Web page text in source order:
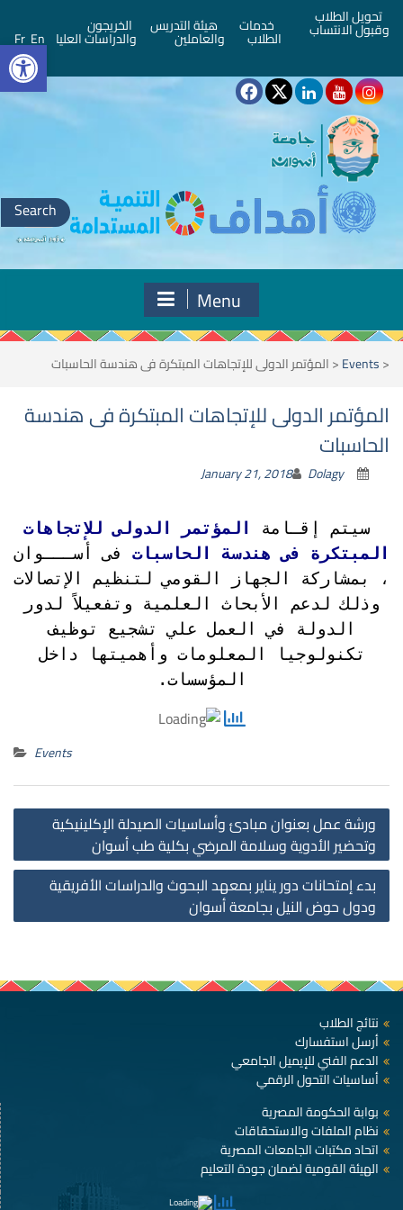
تحويل الطلاب
وقبول الانتساب خدمات
الطلاب
هيئة التدريس
والعاملين
الخريجون
والدراسات العليا En
Fr
Search
for:
Menu
<
Events
<المؤتمر الدولى للإتجاهات المبتكرة فى هندسة الحاسبات
المؤتمر الدولى للإتجاهات المبتكرة فى هندسة
الحاسبات
January 21, 2018 Dolagy
سيتم إقـامة
المؤتمر الدولى للإتجاهات
المبتكرة فى هندسة الحاسبات فى أســـوان
، بمشاركة الجهاز القومي لتنظيم الإتصالات
وذلك لدعم الأبحاث العلمية وتفعيلاً لدور
الدولة في العمل علي تشجيع توظيف
تكنولوجيا المعلومات وأهميتها داخل
المؤسسات.
Events
ورشة عمل بعنوان مبادئ وأساسيات الصيدلة الإكلينيكية
وتحضير الأدوية وسلامة المرضي بكلية طب أسوان
بدء إمتحانات دور يناير بمعهد البحوث والدراسات الأفريقية
ودول حوض النيل بجامعة أسوان
نتائج الطلاب
أرسل استفسارك
الدعم الفني للإيميل الجامعي
أساسيات التحول الرقمي
بوابة الحكومة المصرية
نظام الملفات والاستحقاقات
اتحاد مكتبات الجامعات المصرية
الهيئة القومية لضمان جودة التعليم